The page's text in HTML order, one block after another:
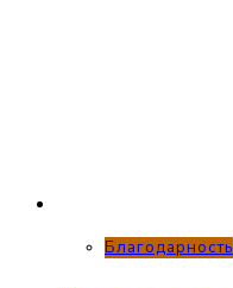
Благодарность